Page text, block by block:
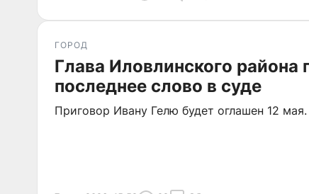
ГОРОД
Глава Иловлинского района
последнее слово в суде
Приговор Ивану Гелю будет оглашен 12 мая.